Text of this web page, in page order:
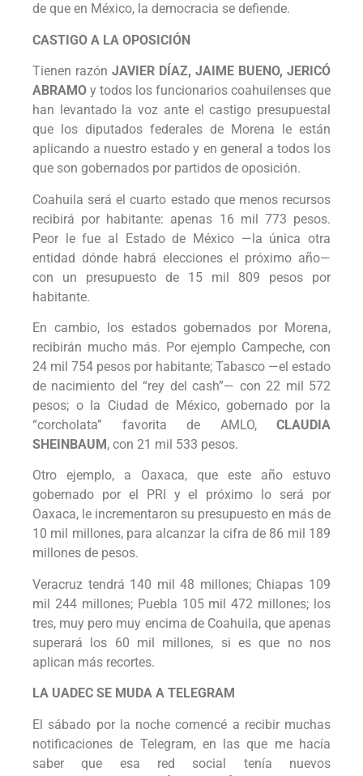
de que en México, la democracia se defiende.
CASTIGO A LA OPOSICIÓN
Tienen razón JAVIER DÍAZ, JAIME BUENO, JERICÓ
ABRAMO y todos los funcionarios coahuilenses que
han levantado la voz ante el castigo presupuestal
que los diputados federales de Morena le están
aplicando a nuestro estado y en general a todos los
que son gobernados por partidos de oposición.
Coahuila será el cuarto estado que menos recursos
recibirá por habitante: apenas 16 mil 773 pesos.
Peor le fue al Estado de México —la única otra
entidad dónde habrá elecciones el próximo año—
con un presupuesto de 15 mil 809 pesos por
habitante.
En cambio, los estados gobernados por Morena,
recibirán mucho más. Por ejemplo Campeche, con
24 mil 754 pesos por habitante; Tabasco —el estado
de nacimiento del “rey del cash”— con 22 mil 572
pesos; o la Ciudad de México, gobernado por la
“corcholata” favorita de AMLO, CLAUDIA
SHEINBAUM, con 21 mil 533 pesos.
Otro ejemplo, a Oaxaca, que este año estuvo
gobernado por el PRI y el próximo lo será por
Oaxaca, le incrementaron su presupuesto en más de
10 mil millones, para alcanzar la cifra de 86 mil 189
millones de pesos.
Veracruz tendrá 140 mil 48 millones; Chiapas 109
mil 244 millones; Puebla 105 mil 472 millones; los
tres, muy pero muy encima de Coahuila, que apenas
superará los 60 mil millones, si es que no nos
aplican más recortes.
LA UADEC SE MUDA A TELEGRAM
El sábado por la noche comencé a recibir muchas
notificaciones de Telegram, en las que me hacía
saber que esa red social tenía nuevos